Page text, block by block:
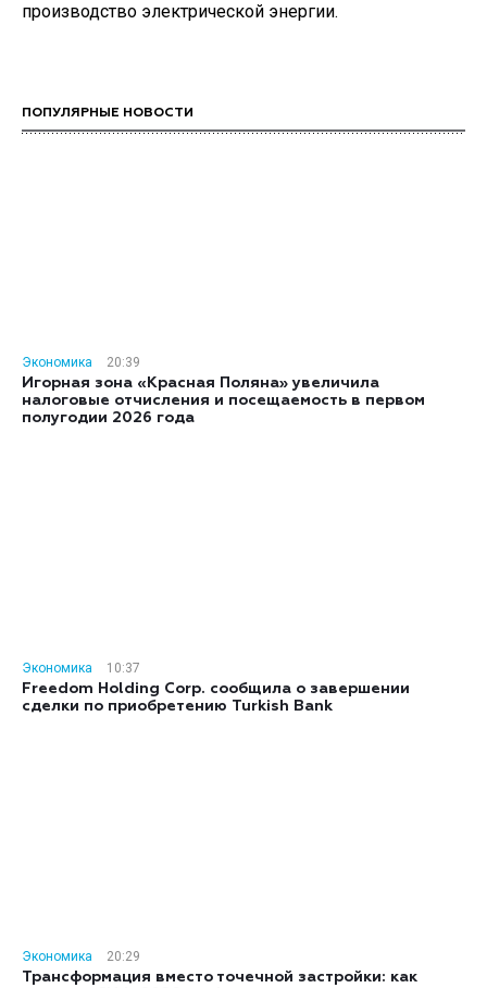
производство электрической энергии.
ПОПУЛЯРНЫЕ НОВОСТИ
Экономика
20:39
Игорная зона «Красная Поляна» увеличила
налоговые отчисления и посещаемость в первом
полугодии 2026 года
Экономика
10:37
Freedom Holding Corp. сообщила о завершении
сделки по приобретению Turkish Bank
Экономика
20:29
Трансформация вместо точечной застройки: как